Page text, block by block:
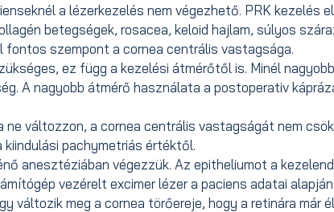
a lézerkezelés nem végezhető. PRK kezelés
betegségek, rosacea, keloid hajlam, súlyos
fontos szempont a cornea centrális vastagsága.
ez függ a kezelési átmérőtől is. Minél
A nagyobb átmérő használata a postoperativ
ne változzon, a cornea centrális vastagságát nem
pachymetriás értéktől.
anesztéziában végezzük. Az epitheliumot a
vezérelt excimer lézer a paciens adatai
változik meg a cornea törőereje, hogy a retinára már